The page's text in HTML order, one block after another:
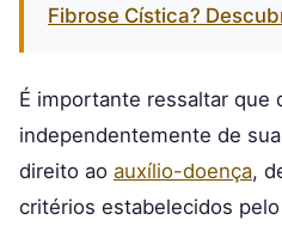
Fibrose Cística?
É importante ressaltar que
independentemente de
direito ao auxílio-doença,
critérios estabelecidos